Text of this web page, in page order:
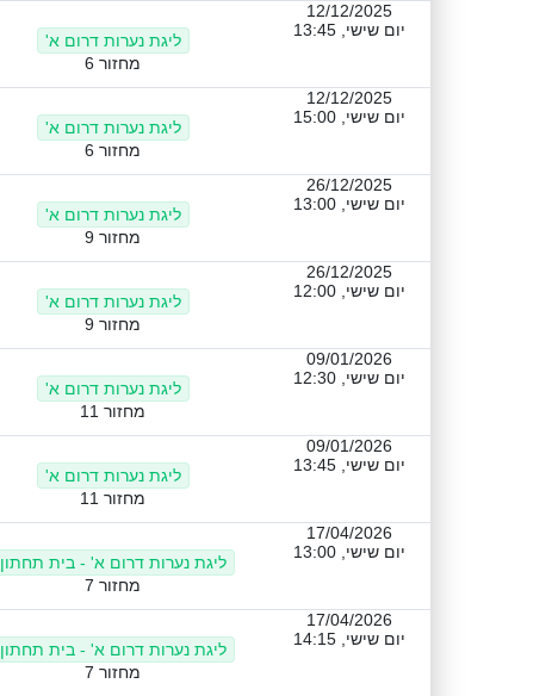
12/12/2025
יום שישי, 13:45
ליגת נערות דרום א'
מחזור 6
12/12/2025
יום שישי, 15:00
ליגת נערות דרום א'
מחזור 6
26/12/2025
יום שישי, 13:00
ליגת נערות דרום א'
מחזור 9
26/12/2025
יום שישי, 12:00
ליגת נערות דרום א'
מחזור 9
09/01/2026
יום שישי, 12:30
ליגת נערות דרום א'
מחזור 11
09/01/2026
יום שישי, 13:45
ליגת נערות דרום א'
מחזור 11
17/04/2026
יום שישי, 13:00
ליגת נערות דרום א' - בית תחתון
מחזור 7
17/04/2026
יום שישי, 14:15
ליגת נערות דרום א' - בית תחתון
מחזור 7